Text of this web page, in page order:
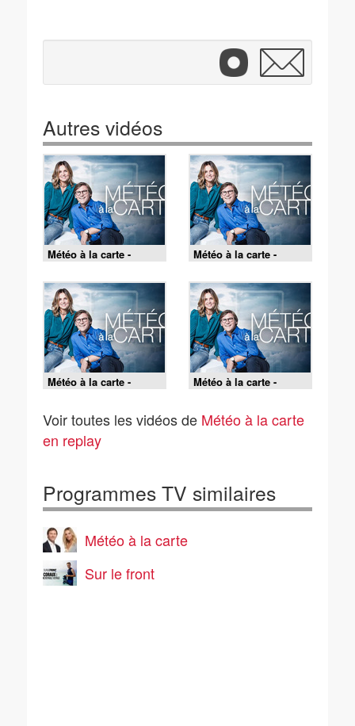
Autres vidéos
Météo à la carte -
07/08/2026
Météo à la carte -
06/08/2026
Météo à la carte -
05/08/2026
Météo à la carte -
04/08/2026
Voir toutes les vidéos de Météo à la carte
en replay
Programmes TV similaires
Météo à la carte
Sur le front